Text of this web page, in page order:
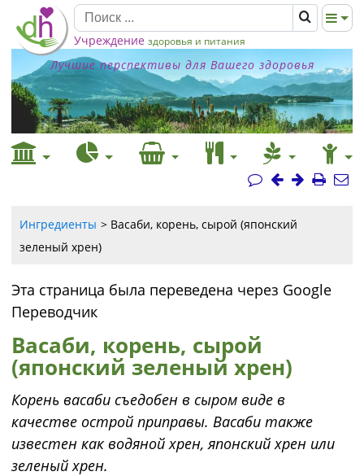
Учреждение здоровья и питания
Лучшие перспективы для Вашего здоровья
Ингредиенты
Васаби, корень, сырой (японский
зеленый хрен)
Эта страница была переведена через Google
Переводчик
Васаби, корень, сырой
(японский зеленый хрен)
Корень васаби съедобен в сыром виде в
качестве острой приправы. Васаби также
известен как водяной хрен, японский хрен или
зеленый хрен.